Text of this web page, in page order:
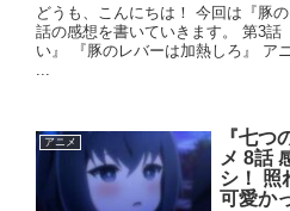
どうも、こんにちは！ 今回は『豚
話の感想を書いていきます。 第3
い』 『豚のレバーは加熱しろ』 ア
アニメ
『七つ
メ 8話
シ！ 照
可愛か